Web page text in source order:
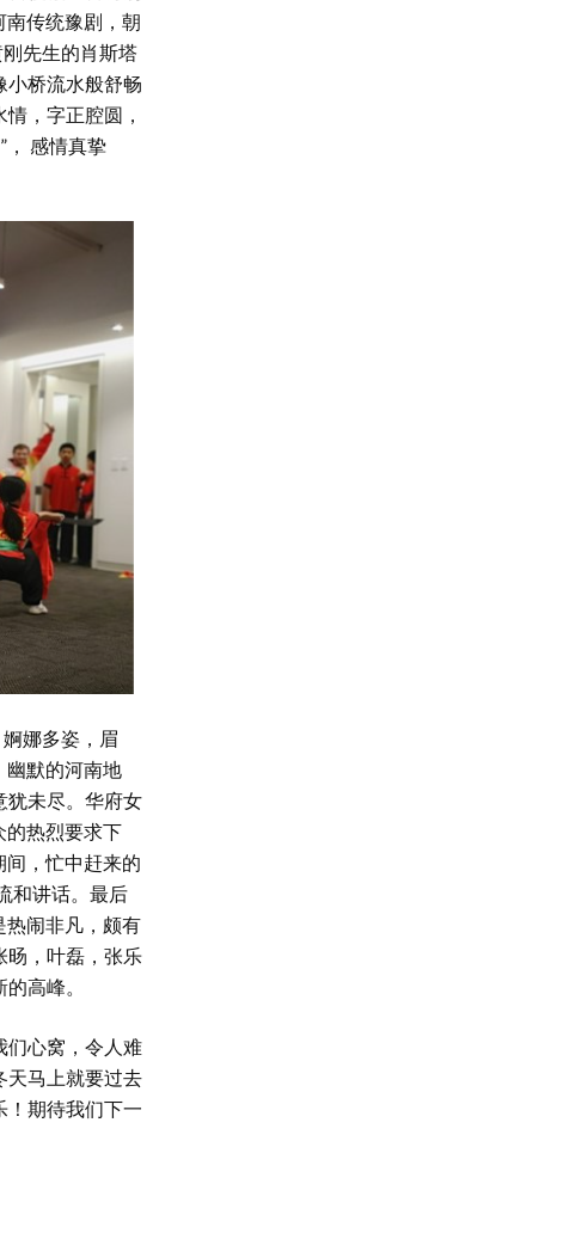
南传统豫剧，朝
先生的肖斯塔
小桥流水般舒畅
，字正腔圆，
， 感情真挚
娜多姿，眉
幽默的河南地
犹未尽。华府女
的热烈要求下
间，忙中赶来的
和讲话。最后
热闹非凡，颇有
旸，叶磊，张乐
高峰。
们心窝，令人难
天马上就要过去
！期待我们下一